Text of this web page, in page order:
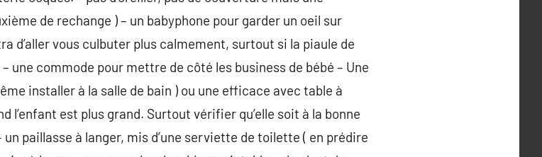
de rechange ) – un babyphone pour garder un oeil sur
d’aller vous culbuter plus calmement, surtout si la piaule de
une commode pour mettre de côté les business de bébé – Une
installer à la salle de bain ) ou une efficace avec table à
l’enfant est plus grand. Surtout vérifier qu’elle soit à la bonne
paillasse à langer, mis d’une serviette de toilette ( en prédire